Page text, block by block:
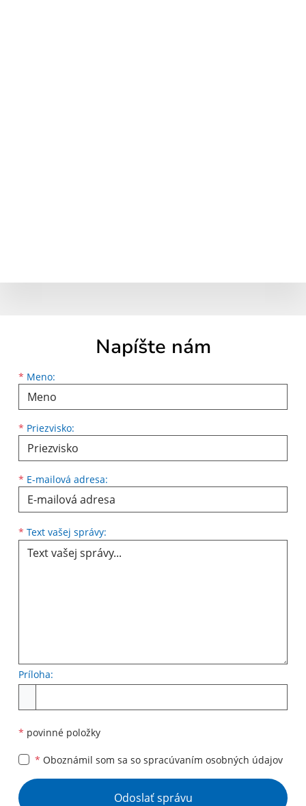
Napíšte nám
* Meno:
Meno
* Priezvisko:
Priezvisko
* E-mailová adresa:
E-mailová adresa
* Text vašej správy:
Príloha:
* povinné položky
* Oboznámil som sa so spracúvaním osobných údajov
Google reCaptcha Response
Odoslať správu